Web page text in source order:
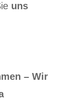
uns
– Wir